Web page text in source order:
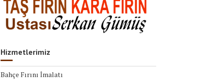
Hizmetlerimiz
Bahçe Fırını İmalatı